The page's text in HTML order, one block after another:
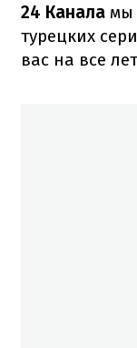
24 Канала мы
турецких
вас на все